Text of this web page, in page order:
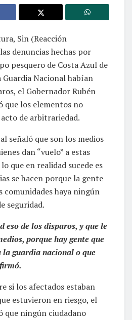
Sin (Reacción
denuncias hechas por
pesquero de Costa Azul de
Guardia Nacional habían
el Gobernador Rubén
que los elementos no
de arbitrariedad.
señaló que son los medios
dan “vuelo” a estas
que en realidad sucede es
se hacen porque la gente
comunidades haya ningún
seguridad.
eso de los disparos, y que le
porque hay gente que
la guardia nacional o que
si los afectados estaban
estuvieron en riesgo, el
que ningún ciudadano